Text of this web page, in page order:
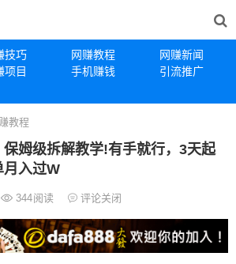
技巧 网赚教程
网赚新闻
项目 手机赚钱
引流推广
教程
姆级拆解教学!有手就行，3天起
月入过W
344阅读 评论关闭